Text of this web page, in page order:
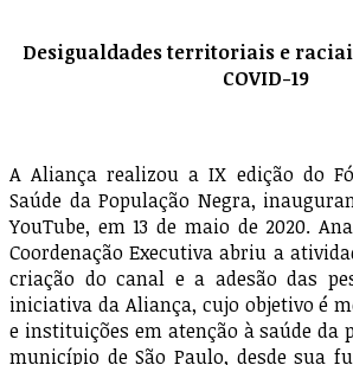
Desigualdades territoriais e
COVID-19
A Aliança realizou a IX edição do
Saúde da População Negra,
YouTube, em 13 de maio de 2020.
Coordenação Executiva abriu a
criação do canal e a adesão das
iniciativa da Aliança, cujo objetivo é
e instituições em atenção à saúde da
município de São Paulo, desde sua